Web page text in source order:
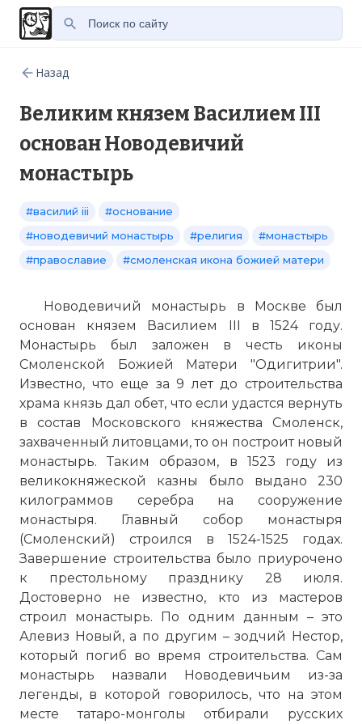
Назад
Великим князем Василием III
основан Новодевичий
монастырь
#василий iii
#основание
#новодевичий монастырь
#религия
#монастырь
#православие
#смоленская икона божией матери
Новодевичий монастырь в Москве был
основан князем Василием III в 1524 году.
Монастырь был заложен в честь иконы
Смоленской Божией Матери "Одигитрии".
Известно, что еще за 9 лет до строительства
храма князь дал обет, что если удастся вернуть
в состав Московского княжества Смоленск,
захваченный литовцами, то он построит новый
монастырь. Таким образом, в 1523 году из
великокняжеской казны было выдано 230
килограммов серебра на сооружение
монастыря. Главный собор монастыря
(Смоленский) строился в 1524-1525 годах.
Завершение строительства было приурочено
к престольному празднику 28 июля.
Достоверно не известно, кто из мастеров
строил монастырь. По одним данным – это
Алевиз Новый, а по другим – зодчий Нестор,
который погиб во время строительства. Сам
монастырь назвали Новодевичьим из-за
легенды, в которой говорилось, что на этом
месте татаро-монголы отбирали русских